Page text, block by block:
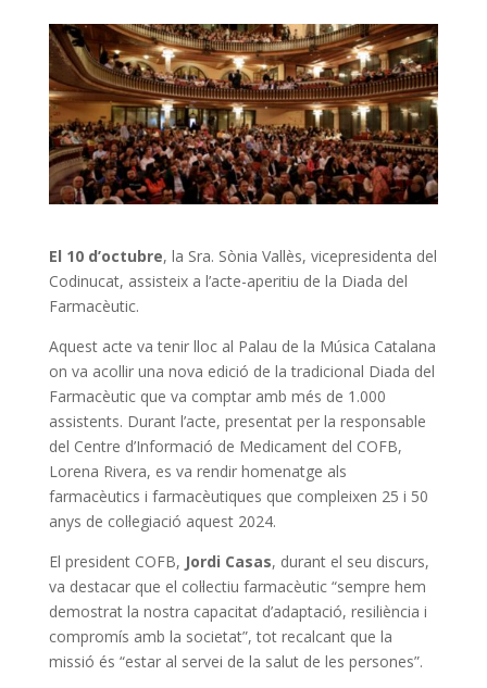
El 10 d’octubre, la Sra. Sònia Vallès, vicepresidenta del
Codinucat, assisteix a l’acte-aperitiu de la Diada del
Farmacèutic.
Aquest acte va tenir lloc al Palau de la Música Catalana
on va acollir una nova edició de la tradicional Diada del
Farmacèutic que va comptar amb més de 1.000
assistents. Durant l’acte, presentat per la responsable
del Centre d’Informació de Medicament del COFB,
Lorena Rivera, es va rendir homenatge als
farmacèutics i farmacèutiques que compleixen 25 i 50
anys de col·legiació aquest 2024.
El president COFB, Jordi Casas, durant el seu discurs,
va destacar que el col·lectiu farmacèutic “sempre hem
demostrat la nostra capacitat d’adaptació, resiliència i
compromís amb la societat”, tot recalcant que la
missió és “estar al servei de la salut de les persones”.